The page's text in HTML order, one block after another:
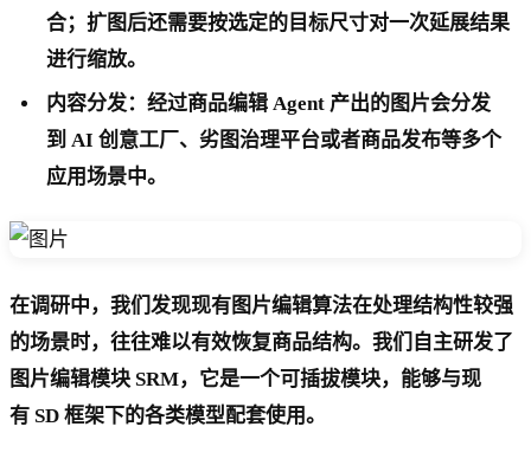
合；扩图后还需要按选定的目标尺寸对一次延展结果
进行缩放。
内容分发：经过商品编辑 Agent 产出的图片会分发
到 AI 创意工厂、劣图治理平台或者商品发布等多个
应用场景中。
在调研中，我们发现现有图片编辑算法在处理结构性较强
的场景时，往往难以有效恢复商品结构。我们自主研发了
图片编辑模块 SRM，它是一个可插拔模块，能够与现
有 SD 框架下的各类模型配套使用。